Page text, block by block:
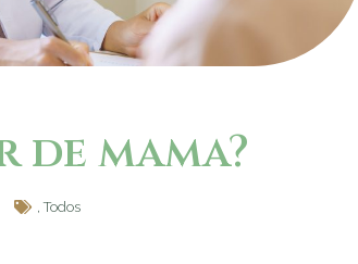
mama?
, Todos